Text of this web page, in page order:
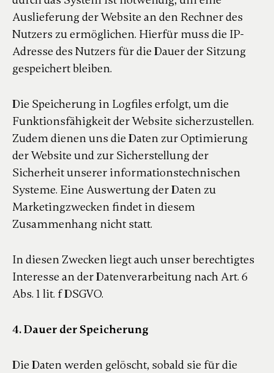
Auslieferung der Website an den Rechner des
Nutzers zu ermöglichen. Hierfür muss die IP-
Adresse des Nutzers für die Dauer der Sitzung
gespeichert bleiben.
Die Speicherung in Logfiles erfolgt, um die
Funktionsfähigkeit der Website sicherzustellen.
Zudem dienen uns die Daten zur Optimierung
der Website und zur Sicherstellung der
Sicherheit unserer informationstechnischen
Systeme. Eine Auswertung der Daten zu
Marketingzwecken findet in diesem
Zusammenhang nicht statt.
In diesen Zwecken liegt auch unser berechtigtes
Interesse an der Datenverarbeitung nach Art. 6
Abs. 1 lit. f DSGVO.
4. Dauer der Speicherung
Die Daten werden gelöscht, sobald sie für die